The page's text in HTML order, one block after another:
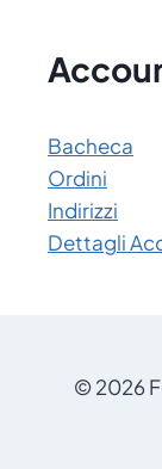
Bacheca
Ordini
Indirizzi
Dettagli
© 2026